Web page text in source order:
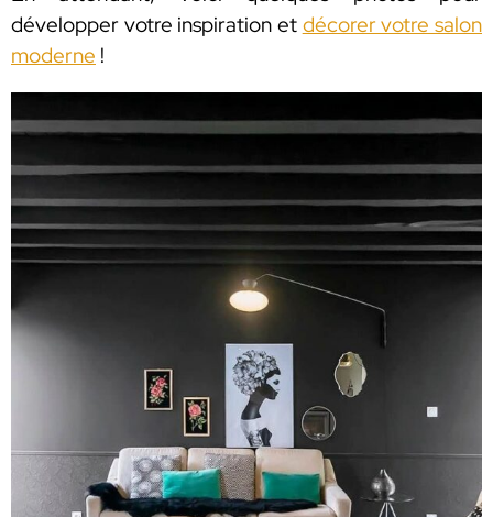
développer votre inspiration et décorer votre salon
moderne !